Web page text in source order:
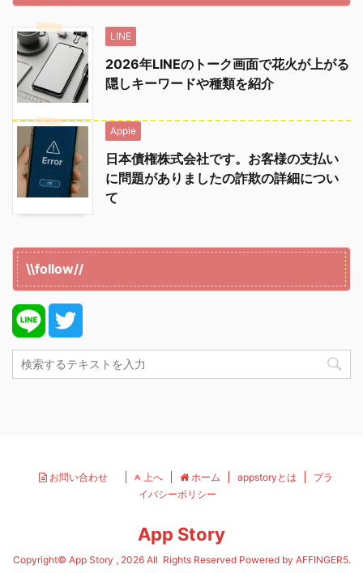
LINE
2026年LINEのトーク画面で花火が上がる
隠しキーワードや種類を紹介
Apple
日本債権株式会社です。お客様の支払い
に問題がありましたの詐欺の詳細につい
て
\\follow//
お問い合わせ 上へ ホーム appstoryとは
プラ
イバシーポリシー
App Story
Copyright© App Story , 2026 All Rights Reserved Powered by AFFINGER5.